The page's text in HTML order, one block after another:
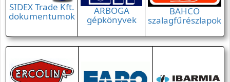
SIDEX Trade Kft.
dokumentumok ARBOGA
gépkönyvek
BAHCO
szalagfűrészlapok